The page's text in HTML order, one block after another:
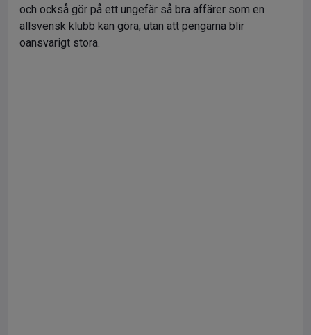
och också gör på ett ungefär så bra affärer som en
allsvensk klubb kan göra, utan att pengarna blir
oansvarigt stora.